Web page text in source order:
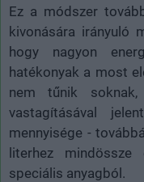
Ez a módszer
kivonására irányuló
hogy nagyon
hatékonyak a most
nem tűnik
vastagításával
mennyisége -
literhez
speciális anyagból.